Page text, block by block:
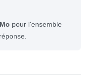
pour l'ensemble